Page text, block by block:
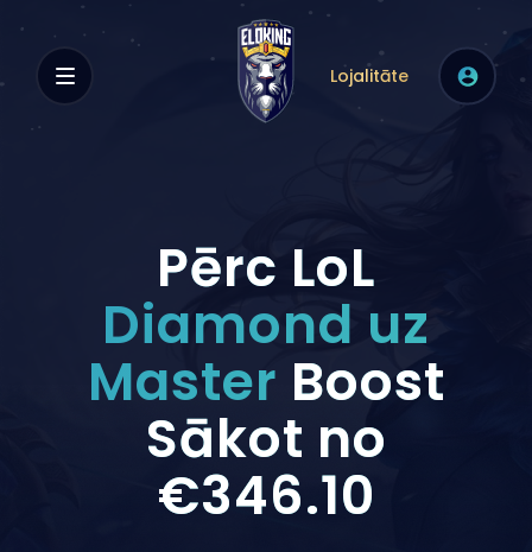
Lojalitāte
Pērc LoL
Diamond uz
Master Boost
Sākot no
€346.10